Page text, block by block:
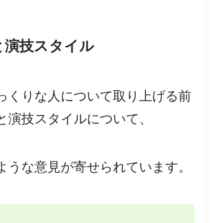
演技スタイル
くりな人について取り上げる前
演技スタイルについて、
うな意見が寄せられています。